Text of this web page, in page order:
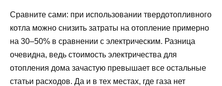
Сравните сами: при использовании твердотопливного
котла можно снизить затраты на отопление примерно
на 30–50% в сравнении с электрическим. Разница
очевидна, ведь стоимость электричества для
отопления дома зачастую превышает все остальные
статьи расходов. Да и в тех местах, где газа нет